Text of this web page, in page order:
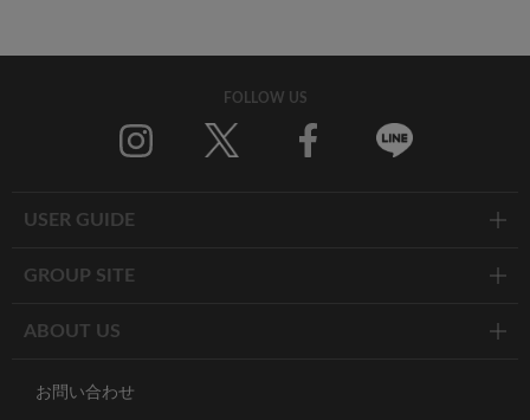
FOLLOW US
USER GUIDE
GROUP SITE
ABOUT US
お問い合わせ